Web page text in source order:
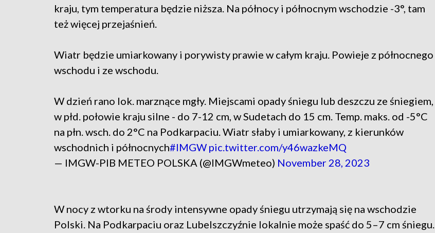
kraju, tym temperatura będzie niższa. Na północy i północnym wschodzie -3°, tam
też więcej przejaśnień.
Wiatr będzie umiarkowany i porywisty prawie w całym kraju. Powieje z północnego
wschodu i ze wschodu.
W dzień rano lok. marznące mgły. Miejscami opady śniegu lub deszczu ze śniegiem,
w płd. połowie kraju silne - do 7-12 cm, w Sudetach do 15 cm. Temp. maks. od -5°C
na płn. wsch. do 2°C na Podkarpaciu. Wiatr słaby i umiarkowany, z kierunków
wschodnich i północnych#IMGW pic.twitter.com/y46wazkeMQ
— IMGW-PIB METEO POLSKA (@IMGWmeteo) November 28, 2023
W nocy z wtorku na środy intensywne opady śniegu utrzymają się na wschodzie
Polski. Na Podkarpaciu oraz Lubelszczyźnie lokalnie może spaść do 5–7 cm śniegu.